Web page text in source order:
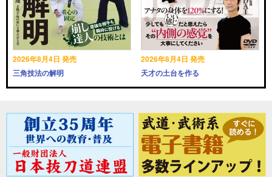
2026年8月4日 発売
三角技法の解明
2026年8月4日 発売
天才の土台を作る